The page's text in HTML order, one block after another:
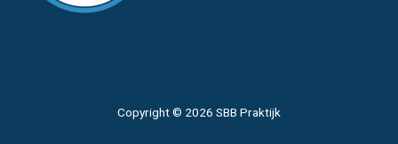
Copyright © 2026 SBB Praktijk